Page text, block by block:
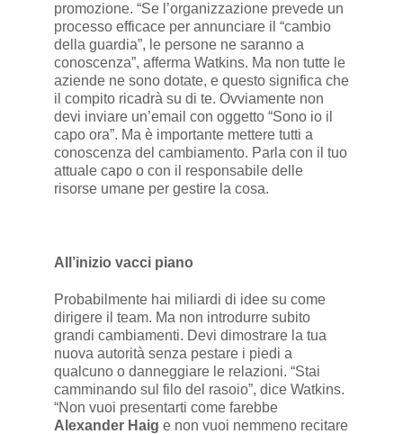
promozione. “Se l’organizzazione prevede un
processo efficace per annunciare il “cambio
della guardia”, le persone ne saranno a
conoscenza”, afferma Watkins. Ma non tutte le
aziende ne sono dotate, e questo significa che
il compito ricadrà su di te. Ovviamente non
devi inviare un’email con oggetto “Sono io il
capo ora”. Ma è importante mettere tutti a
conoscenza del cambiamento. Parla con il tuo
attuale capo o con il responsabile delle
risorse umane per gestire la cosa.
All’inizio vacci piano
Probabilmente hai miliardi di idee su come
dirigere il team. Ma non introdurre subito
grandi cambiamenti. Devi dimostrare la tua
nuova autorità senza pestare i piedi a
qualcuno o danneggiare le relazioni. “Stai
camminando sul filo del rasoio”, dice Watkins.
“Non vuoi presentarti come farebbe
Alexander Haig e non vuoi nemmeno recitare